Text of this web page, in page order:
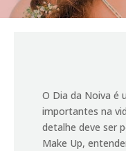
O Dia da Noiva é
importantes na
detalhe deve ser
Make Up,